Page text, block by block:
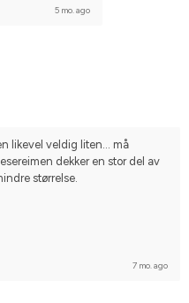
5 mo. ago
likevel veldig liten... må
dekker en stor del av
størrelse.
7 mo. ago